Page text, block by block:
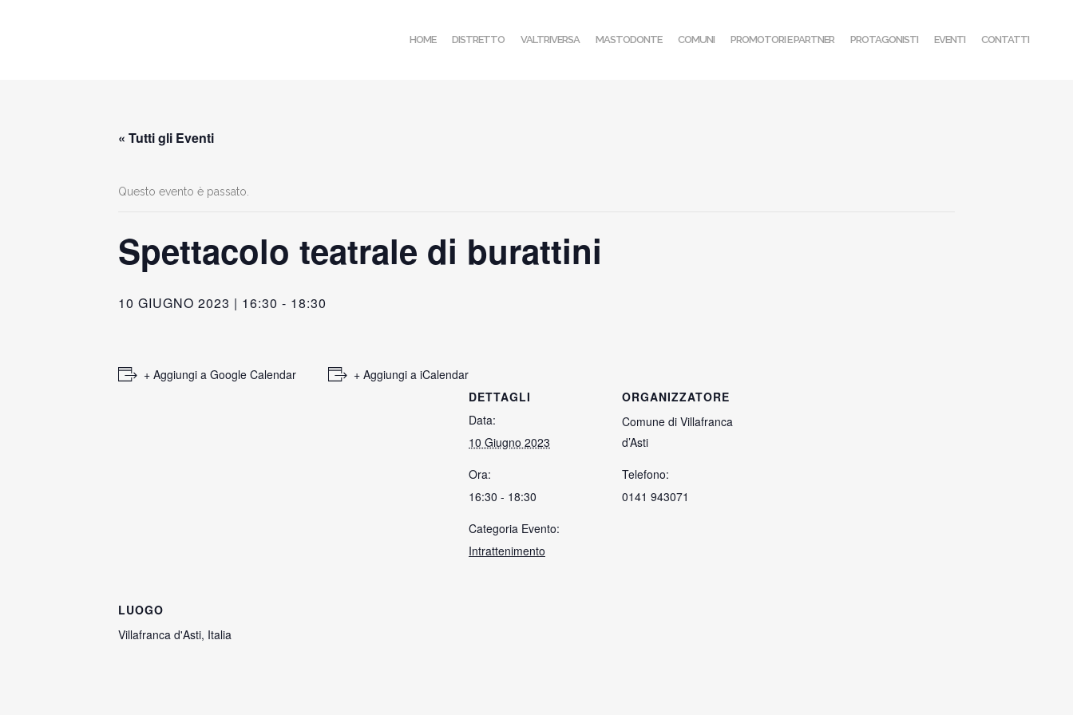
HOME DISTRETTO VALTRIVERSA MASTODONTE COMUNI PROMOTORI E PARTNER PROTAGONISTI EVENTI CONTATTI
« Tutti gli Eventi
Questo evento è passato.
Spettacolo teatrale di burattini
10 GIUGNO 2023 | 16:30 - 18:30
+ Aggiungi a Google Calendar
+ Aggiungi a iCalendar
DETTAGLI
Data:
10 Giugno 2023
Ora:
16:30 - 18:30
Categoria Evento:
Intrattenimento
ORGANIZZATORE
Comune di Villafranca
d’Asti
Telefono:
0141 943071
LUOGO
Villafranca d'Asti, Italia